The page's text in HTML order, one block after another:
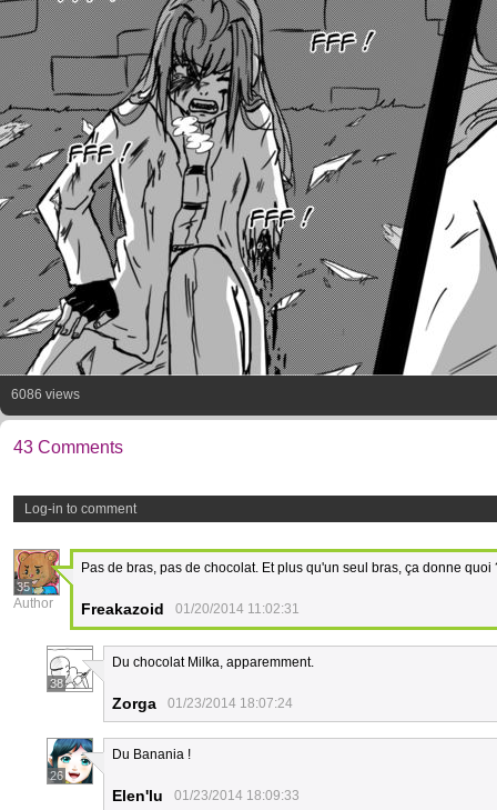
6086 views
43 Comments
Log-in to comment
35
Author
Pas de bras, pas de chocolat. Et plus qu'un seul bras, ça donne quoi
Freakazoid 01/20/2014 11:02:31
38
Du chocolat Milka, apparemment.
Zorga 01/23/2014 18:07:24
26
Du Banania !
Elen'lu 01/23/2014 18:09:33